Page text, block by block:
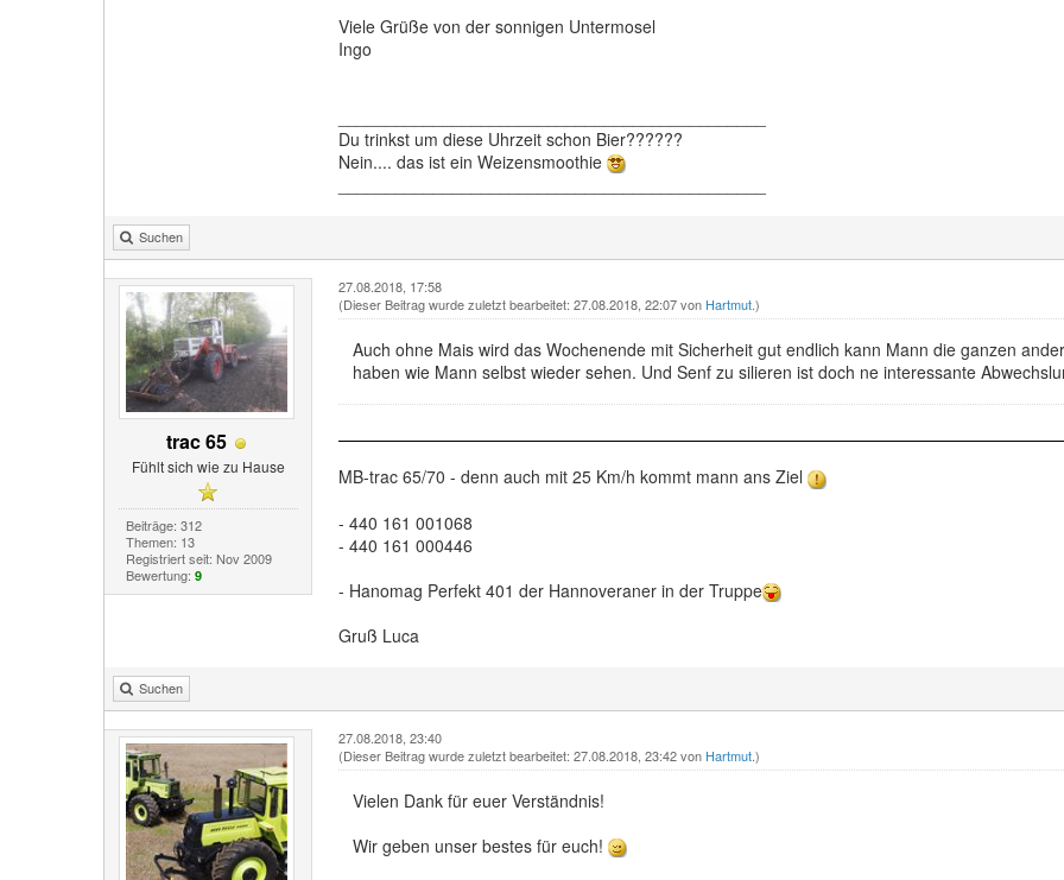
Viele Grüße von der sonnigen Untermosel
Ingo
Du trinkst um diese Uhrzeit schon Bier??????
Nein.... das ist ein Weizensmoothie
Suchen
trac 65
Fühlt sich wie zu Hause
Beiträge: 312
Themen: 13
Registriert seit: Nov 2009
Bewertung: 9
27.08.2018, 17:58
(Dieser Beitrag wurde zuletzt bearbeitet: 27.08.2018, 22:07 von Hartmut.)
Auch ohne Mais wird das Wochenende mit Sicherheit gut endlich kann Mann die ganzen
haben wie Mann selbst wieder sehen. Und Senf zu silieren ist doch ne interessante
MB-trac 65/70 - denn auch mit 25 Km/h kommt mann ans Ziel
- 440 161 001068
- 440 161 000446
- Hanomag Perfekt 401 der Hannoveraner in der Truppe
Gruß Luca
Suchen
27.08.2018, 23:40
(Dieser Beitrag wurde zuletzt bearbeitet: 27.08.2018, 23:42 von Hartmut.)
Vielen Dank für euer Verständnis!
Wir geben unser bestes für euch!